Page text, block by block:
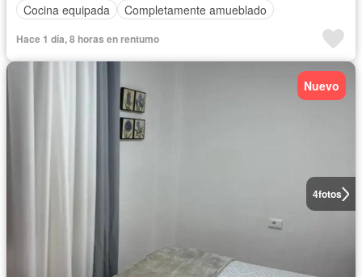
Cocina equipada
Completamente amueblado
Hace 1 día, 8 horas en rentumo
4fotos
Nuevo